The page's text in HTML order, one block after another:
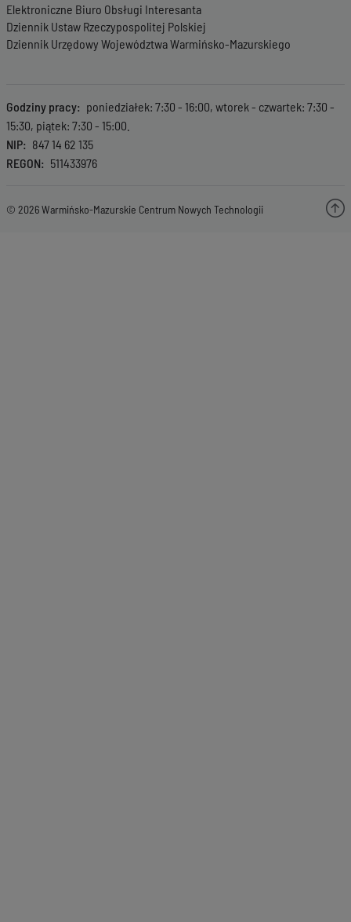
Elektroniczne Biuro Obsługi Interesanta
Dziennik Ustaw Rzeczypospolitej Polskiej
Dziennik Urzędowy Województwa Warmińsko-Mazurskiego
Godziny pracy
poniedziałek: 7:30 - 16:00, wtorek - czwartek: 7:30 -
15:30, piątek: 7:30 - 15:00.
NIP
847 14 62 135
REGON
511433976
© 2026 Warmińsko-Mazurskie Centrum Nowych Technologii